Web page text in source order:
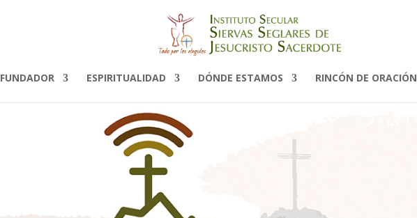
FUNDADOR ESPIRITUALIDAD DÓNDE ESTAMOS RINCÓN DE ORACIÓN